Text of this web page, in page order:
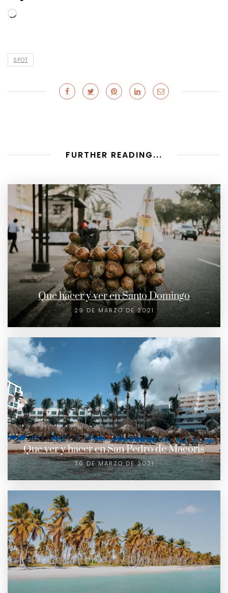
Loading…
SPOT
FURTHER READING...
Que hacer y ver en Santo Domingo
29 DE MARZO DE 2021
Que ver y hacer en San Pedro de Macoris
30 DE MARZO DE 2021